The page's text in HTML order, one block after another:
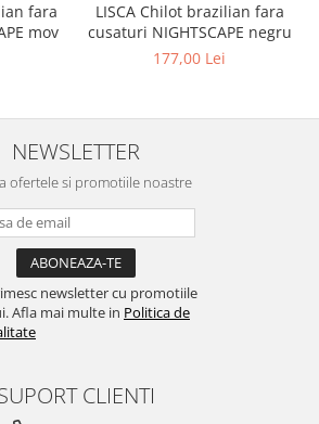
fara
mov
LISCA Chilot brazilian fara
cusaturi NIGHTSCAPE negru
177,00 Lei
NEWSLETTER
ofertele si promotiile noastre
newsletter cu promotiile
Afla mai multe in Politica de
CLIENTI